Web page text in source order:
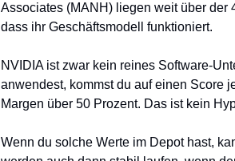
Associates (MANH) liegen weit über
dass ihr Geschäftsmodell funktioniert.
NVIDIA ist zwar kein reines Software-
anwendest, kommst du auf einen Score
Margen über 50 Prozent. Das ist kein
Wenn du solche Werte im Depot hast,